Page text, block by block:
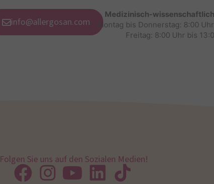
info@allergosan.com
Medizinisch-
Montag bis Donnerstag: 8:00
Freitag: 8:00 Uhr bis
Folgen Sie uns auf den Sozialen Medien!